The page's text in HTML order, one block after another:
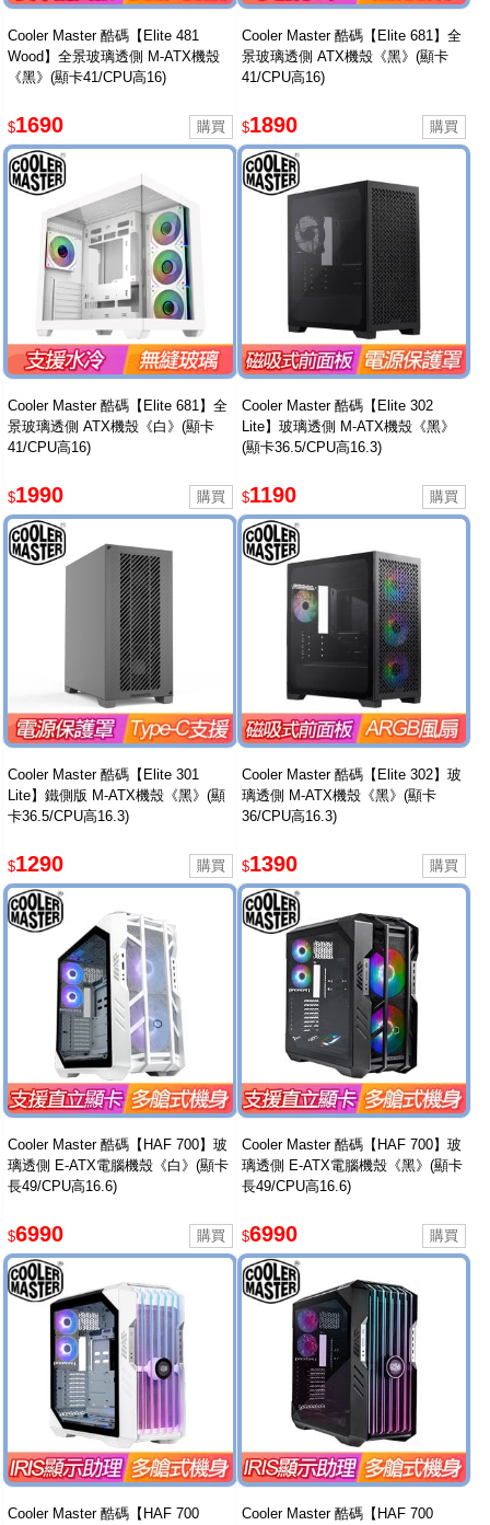
Cooler Master 酷碼【Elite 481
Wood】全景玻璃透側 M-ATX機殼
《黑》(顯卡41/CPU高16)
$1690
Cooler Master 酷碼【Elite 681】全
景玻璃透側 ATX機殼《黑》(顯卡
41/CPU高16)
$1890
Cooler Master 酷碼【Elite 681】全
景玻璃透側 ATX機殼《白》(顯卡
41/CPU高16)
$1990
Cooler Master 酷碼【Elite 302
Lite】玻璃透側 M-ATX機殼《黑》
(顯卡36.5/CPU高16.3)
$1190
Cooler Master 酷碼【Elite 301
Lite】鐵側版 M-ATX機殼《黑》(顯
卡36.5/CPU高16.3)
$1290
Cooler Master 酷碼【Elite 302】玻
璃透側 M-ATX機殼《黑》(顯卡
36/CPU高16.3)
$1390
Cooler Master 酷碼【HAF 700】玻
璃透側 E-ATX電腦機殼《白》(顯卡
長49/CPU高16.6)
$6990
Cooler Master 酷碼【HAF 700】玻
璃透側 E-ATX電腦機殼《黑》(顯卡
長49/CPU高16.6)
$6990
Cooler Master 酷碼【HAF 700
Cooler Master 酷碼【HAF 700